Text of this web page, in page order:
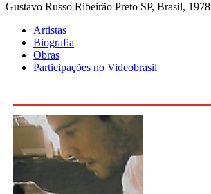
Gustavo Russo Ribeirão Preto SP, Brasil, 1978
Artistas
Biografia
Obras
Participações no Videobrasil